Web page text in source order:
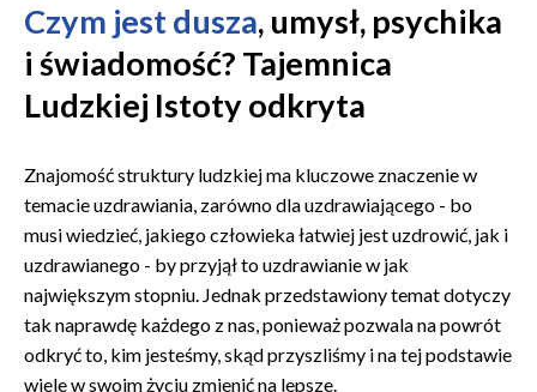
Czym jest dusza, umysł, psychika
i świadomość? Tajemnica
Ludzkiej Istoty odkryta
Znajomość struktury ludzkiej ma kluczowe znaczenie w
temacie uzdrawiania, zarówno dla uzdrawiającego - bo
musi wiedzieć, jakiego człowieka łatwiej jest uzdrowić, jak i
uzdrawianego - by przyjął to uzdrawianie w jak
największym stopniu. Jednak przedstawiony temat dotyczy
tak naprawdę każdego z nas, ponieważ pozwala na powrót
odkryć to, kim jesteśmy, skąd przyszliśmy i na tej podstawie
wiele w swoim życiu zmienić na lepsze.